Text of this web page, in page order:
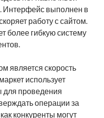
Интерфейс выполнен в
работу с сайтом.
более гибкую систему
является скорость
использует
для проведения
операции за
конкуренты могут